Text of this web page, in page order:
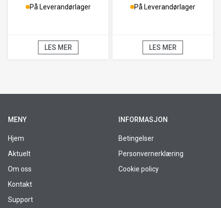
På Leverandørlager
LES MER
På Leverandørlager
LES MER
MENY
Hjem
Aktuelt
Om oss
Kontakt
Support
INFORMASJON
Betingelser
Personvernerklæring
Cookie policy